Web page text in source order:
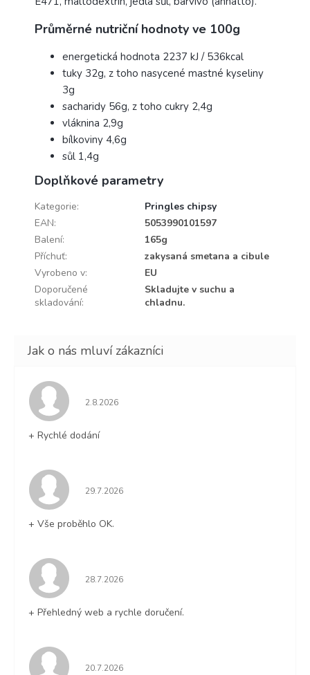
Průměrné nutriční hodnoty ve 100g
energetická hodnota 2237 kJ / 536kcal
tuky 32g, z toho nasycené mastné kyseliny
3g
sacharidy 56g, z toho cukry 2,4g
vláknina 2,9g
bílkoviny 4,6g
sůl 1,4g
Doplňkové parametry
Kategorie:
Pringles chipsy
EAN:
5053990101597
Balení:
165g
Příchuť:
zakysaná smetana a cibule
Vyrobeno v:
EU
Doporučené
skladování:
Skladujte v suchu a
chladnu.
Hodnocení obchodu je 5 z 5 hvězdiček.
2.8.2026
+ Rychlé dodání
Hodnocení obchodu je 5 z 5 hvězdiček.
29.7.2026
+ Vše proběhlo OK.
Hodnocení obchodu je 5 z 5 hvězdiček.
28.7.2026
+ Přehledný web a rychle doručení.
Hodnocení obchodu je 5 z 5 hvězdiček.
20.7.2026